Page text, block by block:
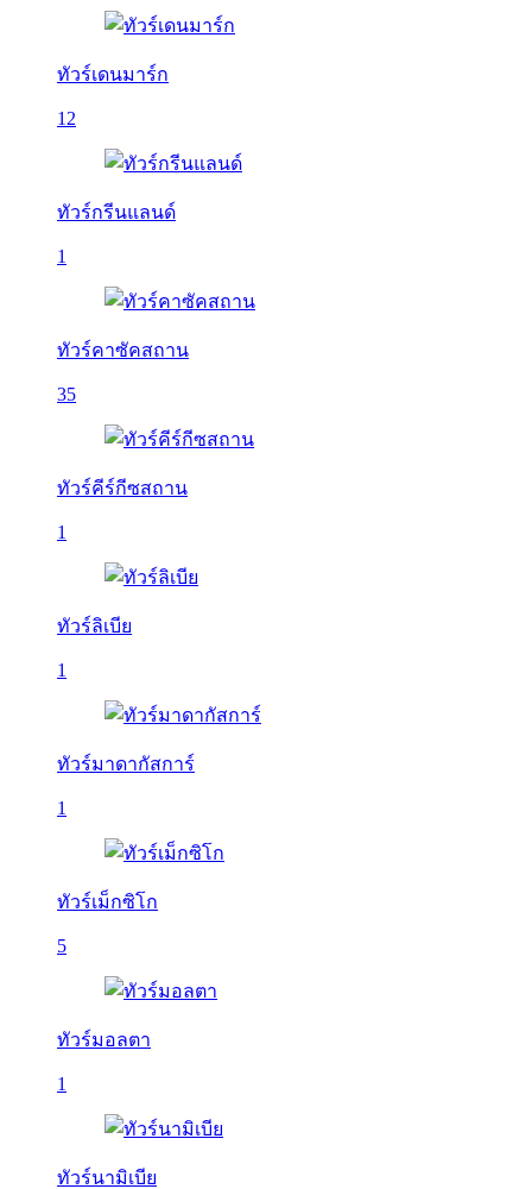
ทัวร์เดนมาร์ก
12
ทัวร์กรีนแลนด์
1
ทัวร์คาซัคสถาน
35
ทัวร์คีร์กีซสถาน
1
ทัวร์ลิเบีย
1
ทัวร์มาดากัสการ์
1
ทัวร์เม็กซิโก
5
ทัวร์มอลตา
1
ทัวร์นามิเบีย